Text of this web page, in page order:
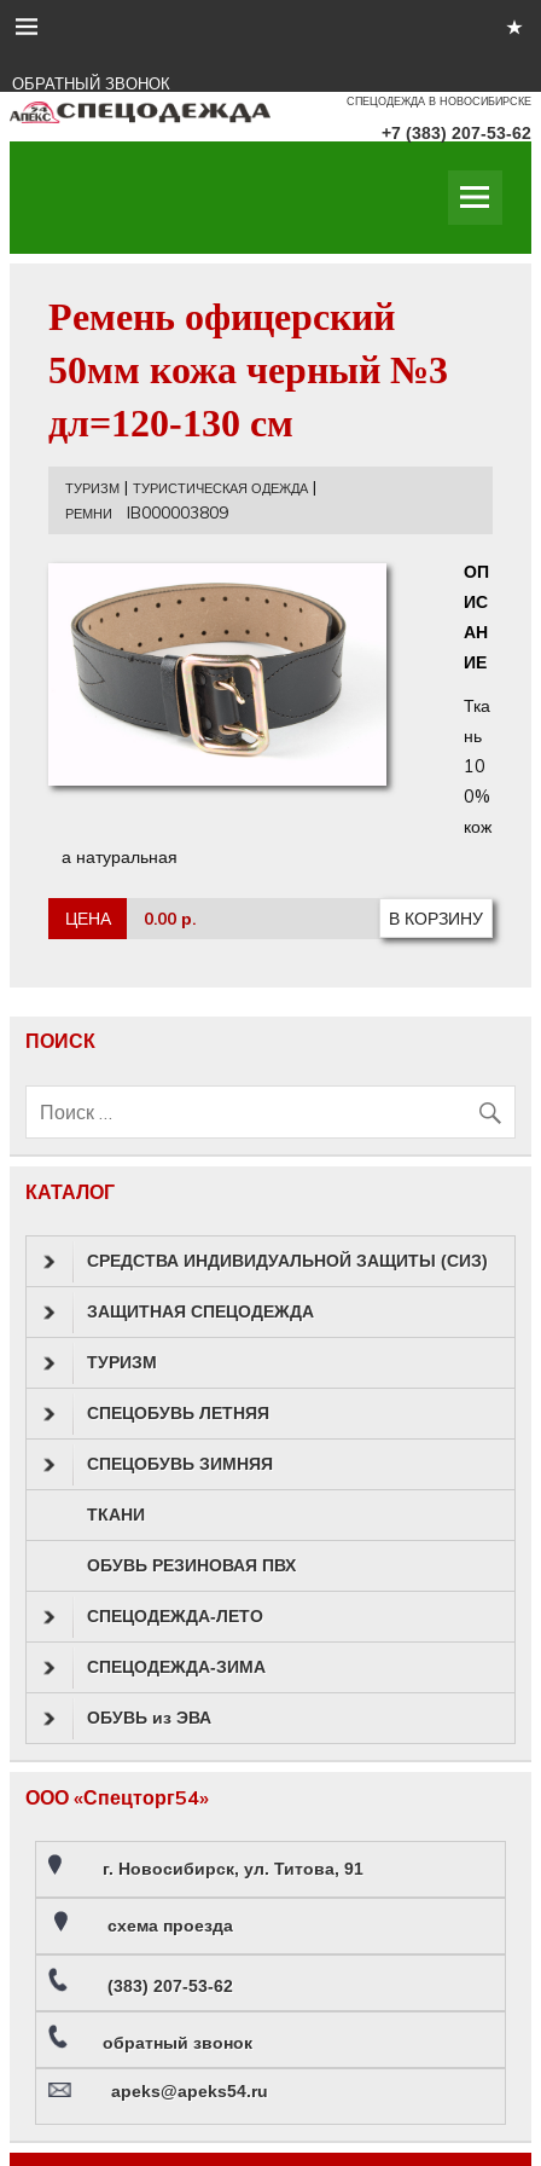
ОБРАТНЫЙ ЗВОНОК
СПЕЦОДЕЖДА В НОВОСИБИРСКЕ
+7 (383) 207-53-62
Ремень офицерский
50мм кожа черный №3
дл=120-130 см
ТУРИЗМ| ТУРИСТИЧЕСКАЯ ОДЕЖДА|
РЕМНИ IB000003809
ОП
ИС
АН
ИЕ
Тка
нь
10
0%
кож
а натуральная
ЦЕНА 0.00 р.
ПОИСК
КАТАЛОГ
СРЕДСТВА ИНДИВИДУАЛЬНОЙ ЗАЩИТЫ (СИЗ)
ЗАЩИТНАЯ СПЕЦОДЕЖДА
ТУРИЗМ
СПЕЦОБУВЬ ЛЕТНЯЯ
СПЕЦОБУВЬ ЗИМНЯЯ
ТКАНИ
ОБУВЬ РЕЗИНОВАЯ ПВХ
СПЕЦОДЕЖДА-ЛЕТО
СПЕЦОДЕЖДА-ЗИМА
ОБУВЬ из ЭВА
ООО «Спецторг54»
г. Новосибирск, ул. Титова, 91
схема проезда
(383) 207-53-62
обратный звонок
apeks@apeks54.ru